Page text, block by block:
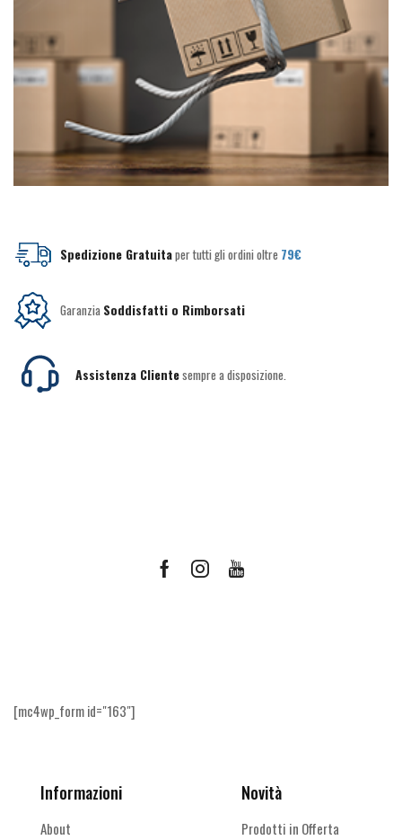
Spedizione Gratuitaper tutti gli ordini oltre 79€
Garanzia Soddisfatti o Rimborsati
Assistenza Clientesempre a disposizione.
FacebookInstagramYoutube
[mc4wp_form id="163"]
Informazioni
About
Novità
Prodotti in Offerta